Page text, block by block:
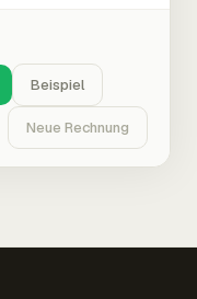
Beispiel
Neue Rechnung